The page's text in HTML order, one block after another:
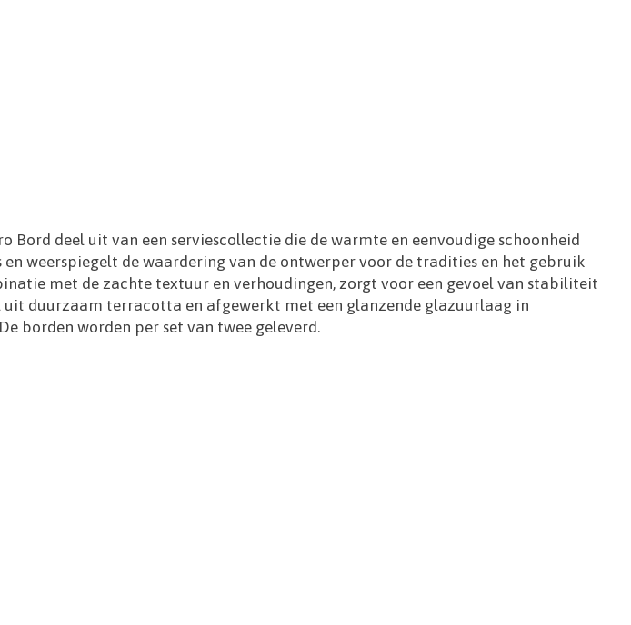
Bord deel uit van een serviescollectie die de warmte en eenvoudige schoonheid
weerspiegelt de waardering van de ontwerper voor de tradities en het gebruik
met de zachte textuur en verhoudingen, zorgt voor een gevoel van stabiliteit
duurzaam terracotta en afgewerkt met een glanzende glazuurlaag in
borden worden per set van twee geleverd.